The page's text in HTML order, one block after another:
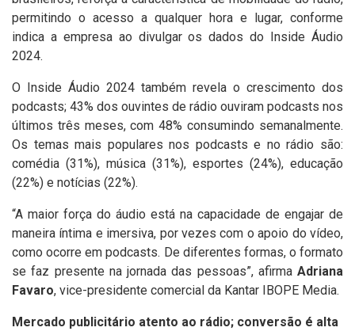
permitindo o acesso a qualquer hora e lugar, conforme
indica a empresa ao divulgar os dados do Inside Áudio
2024.
O Inside Áudio 2024 também revela o crescimento dos
podcasts; 43% dos ouvintes de rádio ouviram podcasts nos
últimos três meses, com 48% consumindo semanalmente.
Os temas mais populares nos podcasts e no rádio são:
comédia (31%), música (31%), esportes (24%), educação
(22%) e notícias (22%).
“A maior força do áudio está na capacidade de engajar de
maneira íntima e imersiva, por vezes com o apoio do vídeo,
como ocorre em podcasts. De diferentes formas, o formato
se faz presente na jornada das pessoas”, afirma Adriana
Favaro, vice-presidente comercial da Kantar IBOPE Media.
Mercado publicitário atento ao rádio; conversão é alta